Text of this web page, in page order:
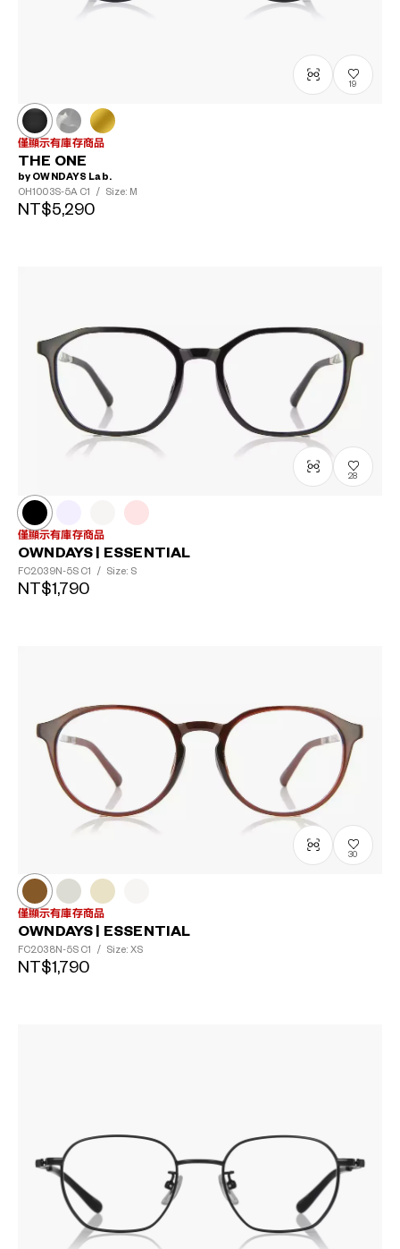
19
僅顯示有庫存商品
THE ONE
by OWNDAYS Lab.
OH1003S-5A C1 / Size: M
NT$5,290
28
僅顯示有庫存商品
OWNDAYS | ESSENTIAL
FC2039N-5S C1 / Size: S
NT$1,790
30
僅顯示有庫存商品
OWNDAYS | ESSENTIAL
FC2038N-5S C1 / Size: XS
NT$1,790